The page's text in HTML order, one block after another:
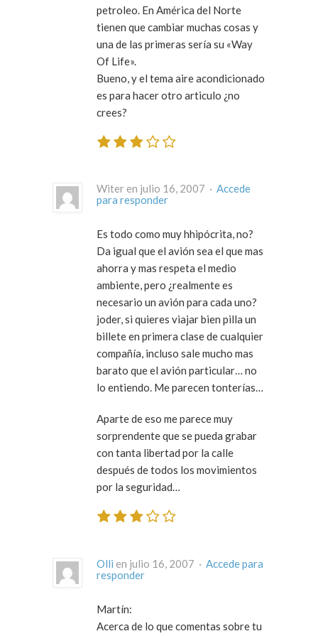
petroleo. En América del Norte
tienen que cambiar muchas cosas y
una de las primeras sería su «Way
Of Life».
Bueno, y el tema aire acondicionado
es para hacer otro articulo ¿no
crees?
Witer en julio 16, 2007 · Accede
para responder
Es todo como muy hhipócrita, no?
Da igual que el avión sea el que mas
ahorra y mas respeta el medio
ambiente, pero ¿realmente es
necesario un avión para cada uno?
joder, si quieres viajar bien pilla un
billete en primera clase de cualquier
compañía, incluso sale mucho mas
barato que el avión particular… no
lo entiendo. Me parecen tonterías…
Aparte de eso me parece muy
sorprendente que se pueda grabar
con tanta libertad por la calle
después de todos los movimientos
por la seguridad…
Olli en julio 16, 2007 · Accede para
responder
Martín:
Acerca de lo que comentas sobre tu